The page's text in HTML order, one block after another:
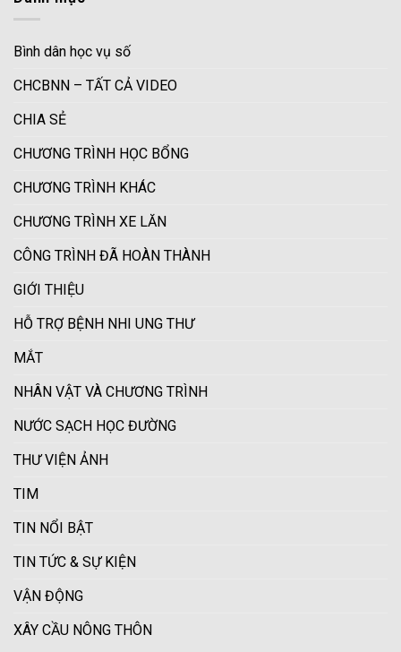
Bình dân học vụ số
CHCBNN – TẤT CẢ VIDEO
CHIA SẺ
CHƯƠNG TRÌNH HỌC BỔNG
CHƯƠNG TRÌNH KHÁC
CHƯƠNG TRÌNH XE LĂN
CÔNG TRÌNH ĐÃ HOÀN THÀNH
GIỚI THIỆU
HỖ TRỢ BỆNH NHI UNG THƯ
MẮT
NHÂN VẬT VÀ CHƯƠNG TRÌNH
NƯỚC SẠCH HỌC ĐƯỜNG
THƯ VIỆN ẢNH
TIM
TIN NỔI BẬT
TIN TỨC & SỰ KIỆN
VẬN ĐỘNG
XÂY CẦU NÔNG THÔN